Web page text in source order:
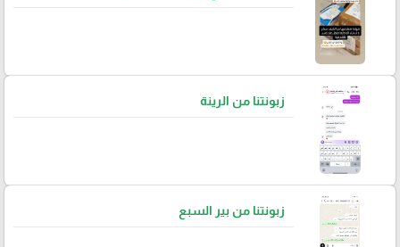
زبونتنا من الرينة
زبونتنا من بير السبع